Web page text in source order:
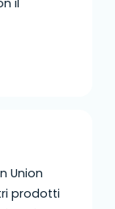
il
Union
prodotti